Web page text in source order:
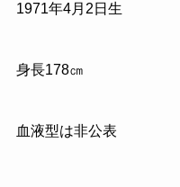
1971年4月2日生
身長178㎝
血液型は非公表